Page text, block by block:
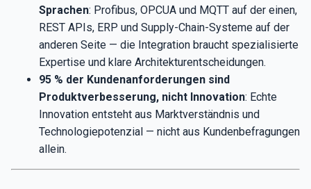
Sprachen: Profibus, OPCUA und MQTT auf der einen,
REST APIs, ERP und Supply-Chain-Systeme auf der
anderen Seite — die Integration braucht spezialisierte
Expertise und klare Architekturentscheidungen.
95 % der Kundenanforderungen sind
Produktverbesserung, nicht Innovation: Echte
Innovation entsteht aus Marktverständnis und
Technologiepotenzial — nicht aus Kundenbefragungen
allein.